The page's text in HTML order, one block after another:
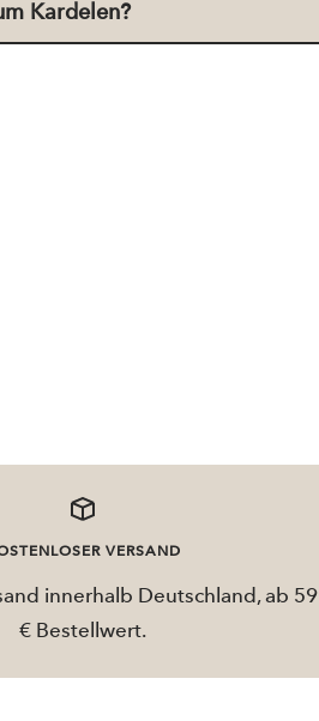
Kardelen?
VERSAND
innerhalb Deutschland, ab 59
€ Bestellwert.